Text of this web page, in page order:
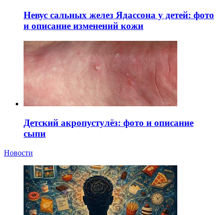
Невус сальных желез Ядассона у детей: фото
и описание изменений кожи
Детский акропустулёз: фото и описание
сыпи
Новости